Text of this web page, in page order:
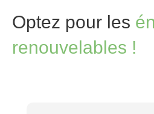
Optez pour les
renouvelables !